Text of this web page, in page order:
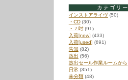
カテゴリー
インストアライヴ(50)
・CD (30)
・７吋 (91)
入荷[new] (433)
入荷[used] (691)
告知 (82)
放出 (56)
放出セール作業ルームから
日常 (351)
未分類 (48)